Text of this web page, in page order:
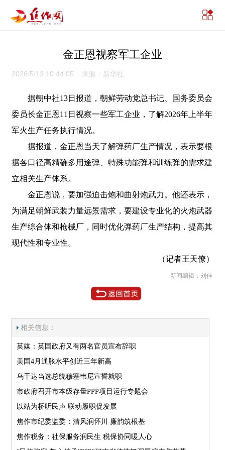
金正恩视察军工企业
2026/5/13 10:44:05 来源：新华社
据朝中社13日报道，朝鲜劳动党总书记、国务委员会
委员长金正恩11日视察一些军工企业，了解2026年上半年
军火生产任务执行情况。
据报道，金正恩当天了解弹药厂生产情况，表示要根
据各口径高精确多用途弹、特殊功能弹和训练弹的需求建
立相关生产体系。
金正恩说，要加强迫击炮和曲射炮武力。他还表示，
为满足朝鲜武装力量远景需求，要建设专业化的火炮武器
生产综合体和枪械厂，同时优化弹药厂生产结构，提高其
现代性和专业性。
（记者王天僚）
新闻编辑：刘佳
相关信息：
英媒：英国政府又有两名官员宣布辞职
美国4月通胀水平创近三年新高
乌干达当选总统穆塞韦尼宣誓就职
市政府召开市本级存量PPP项目运行专题会
以站为桥听民声 联动履职促发展
焦作市纪委监委：清风润怀川 廉韵筑根基
焦作税务：社保服务润民生 税保协同暖人心